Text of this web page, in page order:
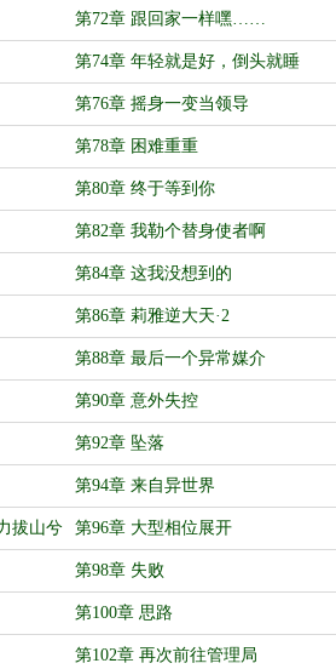
第72章 跟回家一样嘿……
第74章 年轻就是好，倒头就睡
第76章 摇身一变当领导
第78章 困难重重
第80章 终于等到你
第82章 我勒个替身使者啊
第84章 这我没想到的
第86章 莉雅逆大天·2
第88章 最后一个异常媒介
第90章 意外失控
第92章 坠落
第94章 来自异世界
拔山兮 第96章 大型相位展开
第98章 失败
第100章 思路
第102章 再次前往管理局